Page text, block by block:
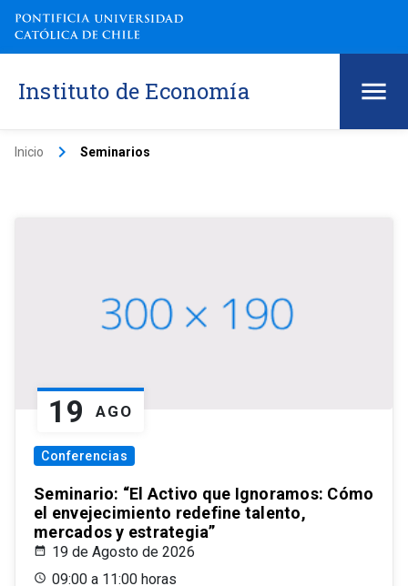
Instituto de Economía
Inicio keyboard_arrow_right Seminarios
19 AGO
Conferencias
Seminario: “El Activo que Ignoramos: Cómo
el envejecimiento redefine talento,
mercados y estrategia”
19 de Agosto de 2026
09:00 a 11:00 horas